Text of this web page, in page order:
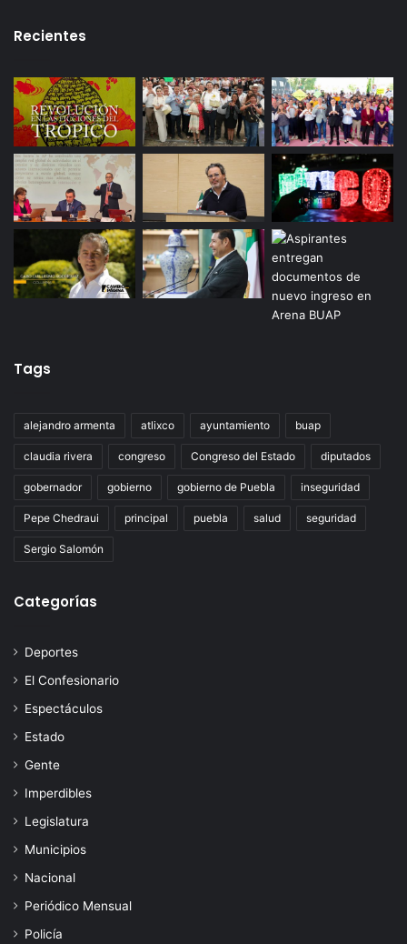
Recientes
Tags
alejandro armenta atlixco ayuntamiento buap
claudia rivera congreso Congreso del Estado diputados
gobernador gobierno gobierno de Puebla inseguridad
Pepe Chedraui principal puebla salud seguridad
Sergio Salomón
Categorías
Deportes
El Confesionario
Espectáculos
Estado
Gente
Imperdibles
Legislatura
Municipios
Nacional
Periódico Mensual
Policía